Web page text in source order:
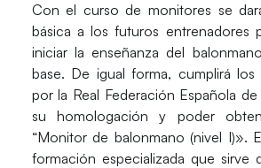
Con el curso de monitores se
básica a los futuros entrenadores
iniciar la enseñanza del
base. De igual forma, cumplirá los
por la Real Federación Española
su homologación y poder
“Monitor de balonmano (nivel I)».
formación especializada que sirve